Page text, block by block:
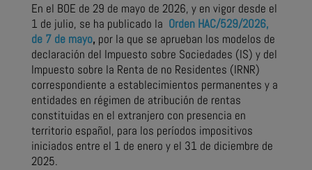
En el BOE de 29 de mayo de 2026, y en vigor desde el
1 de julio, se ha publicado la Orden HAC/529/2026,
de 7 de mayo, por la que se aprueban los modelos de
declaración del Impuesto sobre Sociedades (IS) y del
Impuesto sobre la Renta de no Residentes (IRNR)
correspondiente a establecimientos permanentes y a
entidades en régimen de atribución de rentas
constituidas en el extranjero con presencia en
territorio español, para los períodos impositivos
iniciados entre el 1 de enero y el 31 de diciembre de
2025.